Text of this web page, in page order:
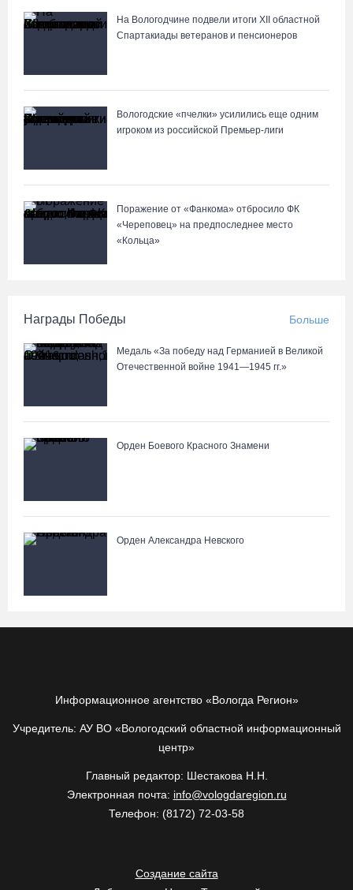
На Вологодчине подвели итоги XII областной
Спартакиады ветеранов и пенсионеров
Вологодские «пчелки» усилились еще одним
игроком из российской Премьер-лиги
Поражение от «Фанкома» отбросило ФК
«Череповец» на предпоследнее место
«Кольца»
Награды Победы Больше
Медаль «За победу над Германией в Великой
Отечественной войне 1941—1945 гг.»
Орден Боевого Красного Знамени
Орден Александра Невского
Информационное агентство «Вологда Регион»
Учредитель: АУ ВО «Вологодский областной информационный
центр»
Главный редактор: Шестакова Н.Н.
Электронная почта: info@vologdaregion.ru
Телефон: (8172) 72-03-58
Создание сайта